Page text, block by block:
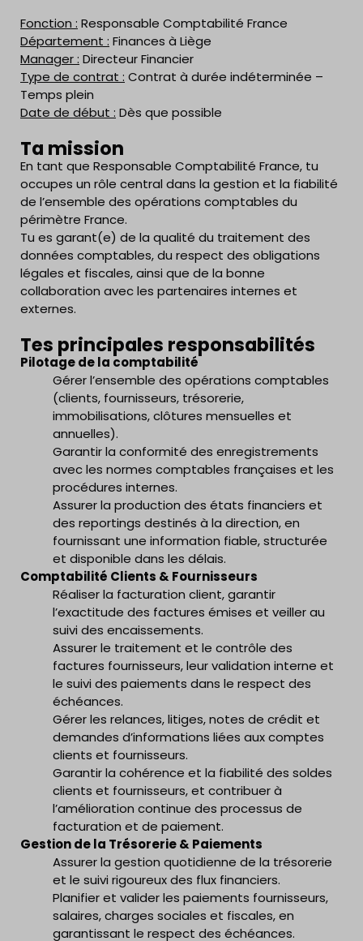
Fonction : Responsable Comptabilité France
Département : Finances à Liège
Manager : Directeur Financier
Type de contrat : Contrat à durée indéterminée –
Temps plein
Date de début : Dès que possible
Ta mission
En tant que Responsable Comptabilité France, tu
occupes un rôle central dans la gestion et la fiabilité
de l’ensemble des opérations comptables du
périmètre France.
Tu es garant(e) de la qualité du traitement des
données comptables, du respect des obligations
légales et fiscales, ainsi que de la bonne
collaboration avec les partenaires internes et
externes.
Tes principales responsabilités
Pilotage de la comptabilité
Gérer l’ensemble des opérations comptables
(clients, fournisseurs, trésorerie,
immobilisations, clôtures mensuelles et
annuelles).
Garantir la conformité des enregistrements
avec les normes comptables françaises et les
procédures internes.
Assurer la production des états financiers et
des reportings destinés à la direction, en
fournissant une information fiable, structurée
et disponible dans les délais.
Comptabilité Clients & Fournisseurs
Réaliser la facturation client, garantir
l’exactitude des factures émises et veiller au
suivi des encaissements.
Assurer le traitement et le contrôle des
factures fournisseurs, leur validation interne et
le suivi des paiements dans le respect des
échéances.
Gérer les relances, litiges, notes de crédit et
demandes d’informations liées aux comptes
clients et fournisseurs.
Garantir la cohérence et la fiabilité des soldes
clients et fournisseurs, et contribuer à
l’amélioration continue des processus de
facturation et de paiement.
Gestion de la Trésorerie & Paiements
Assurer la gestion quotidienne de la trésorerie
et le suivi rigoureux des flux financiers.
Planifier et valider les paiements fournisseurs,
salaires, charges sociales et fiscales, en
garantissant le respect des échéances.